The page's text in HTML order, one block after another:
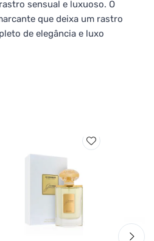
sensual e luxuoso. O
que deixa um rastro
de elegância e luxo